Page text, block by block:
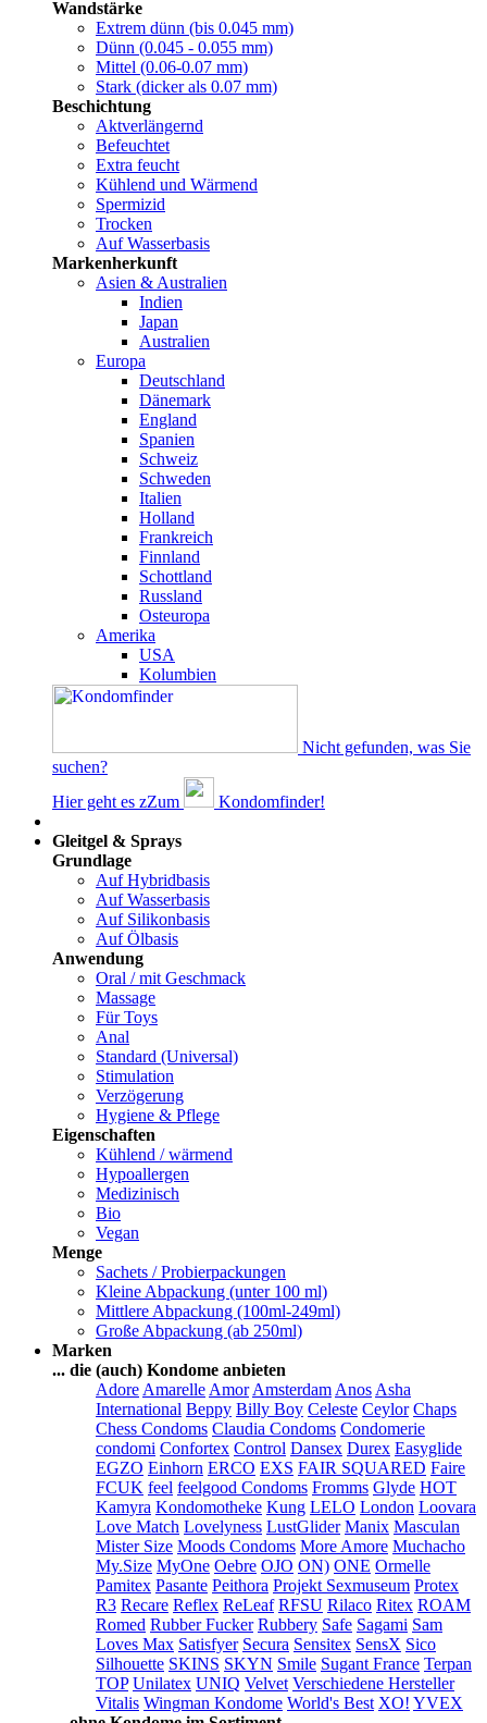
Wandstärke
Extrem dünn (bis 0.045 mm)
Dünn (0.045 - 0.055 mm)
Mittel (0.06-0.07 mm)
Stark (dicker als 0.07 mm)
Beschichtung
Aktverlängernd
Befeuchtet
Extra feucht
Kühlend und Wärmend
Spermizid
Trocken
Auf Wasserbasis
Markenherkunft
Asien & Australien
Indien
Japan
Australien
Europa
Deutschland
Dänemark
England
Spanien
Schweiz
Schweden
Italien
Holland
Frankreich
Finnland
Schottland
Russland
Osteuropa
Amerika
USA
Kolumbien
Nicht gefunden, was Sie
suchen?
Hier geht es zZum
Kondomfinder!
Gleitgel & Sprays
Grundlage
Auf Hybridbasis
Auf Wasserbasis
Auf Silikonbasis
Auf Ölbasis
Anwendung
Oral / mit Geschmack
Massage
Für Toys
Anal
Standard (Universal)
Stimulation
Verzögerung
Hygiene & Pflege
Eigenschaften
Kühlend / wärmend
Hypoallergen
Medizinisch
Bio
Vegan
Menge
Sachets / Probierpackungen
Kleine Abpackung (unter 100 ml)
Mittlere Abpackung (100ml-249ml)
Große Abpackung (ab 250ml)
Marken
... die (auch) Kondome anbieten
Adore Amarelle Amor Amsterdam Anos Asha
International Beppy Billy Boy Celeste Ceylor Chaps
Chess Condoms Claudia Condoms Condomerie
condomi Confortex Control Dansex Durex Easyglide
EGZO Einhorn ERCO EXS FAIR SQUARED Faire
FCUK feel feelgood Condoms Fromms Glyde HOT
Kamyra Kondomotheke Kung LELO London Loovara
Love Match Lovelyness LustGlider Manix Masculan
Mister Size Moods Condoms More Amore Muchacho
My.Size MyOne Oebre OJO ON) ONE Ormelle
Pamitex Pasante Peithora Projekt Sexmuseum Protex
R3 Recare Reflex ReLeaf RFSU Rilaco Ritex ROAM
Romed Rubber Fucker Rubbery Safe Sagami Sam
Loves Max Satisfyer Secura Sensitex SensX Sico
Silhouette SKINS SKYN Smile Sugant France Terpan
TOP Unilatex UNIQ Velvet Verschiedene Hersteller
Vitalis Wingman Kondome World's Best XO! YVEX